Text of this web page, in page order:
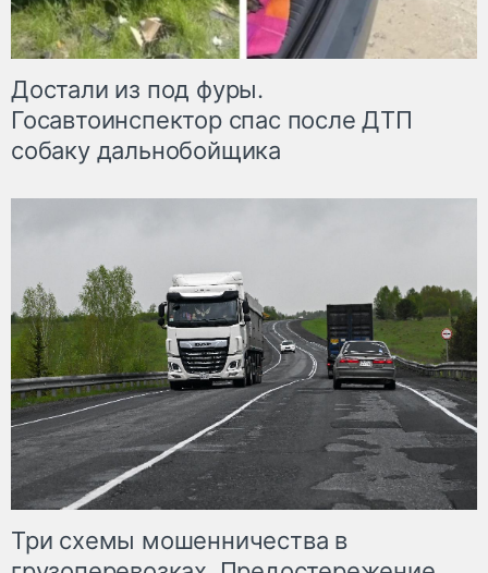
Достали из под фуры.
Госавтоинспектор спас после ДТП
собаку дальнобойщика
Три схемы мошенничества в